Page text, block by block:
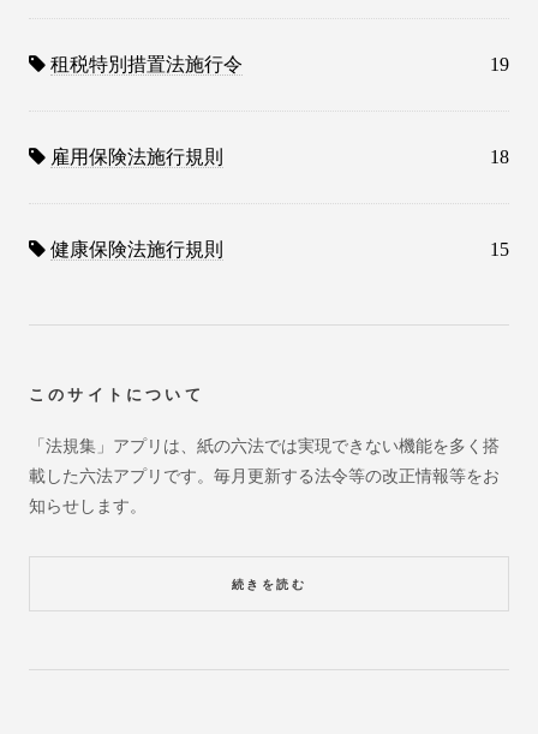
租税特別措置法施行令 19
雇用保険法施行規則 18
健康保険法施行規則 15
このサイトについて
「法規集」アプリは、紙の六法では実現できない機能を多く搭
載した六法アプリです。毎月更新する法令等の改正情報等をお
知らせします。
続きを読む